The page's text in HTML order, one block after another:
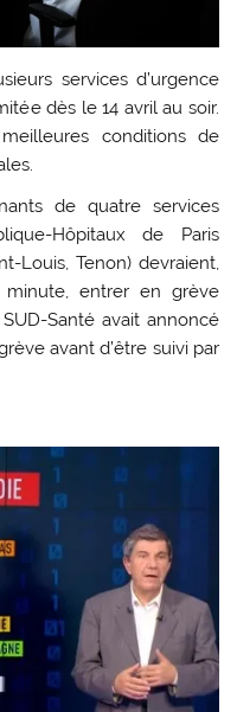
services d’urgence
dès le 14 avril au soir.
conditions de
de quatre services
Hôpitaux de Paris
Louis, Tenon) devraient,
entrer en grève
Santé avait annoncé
avant d’être suivi par